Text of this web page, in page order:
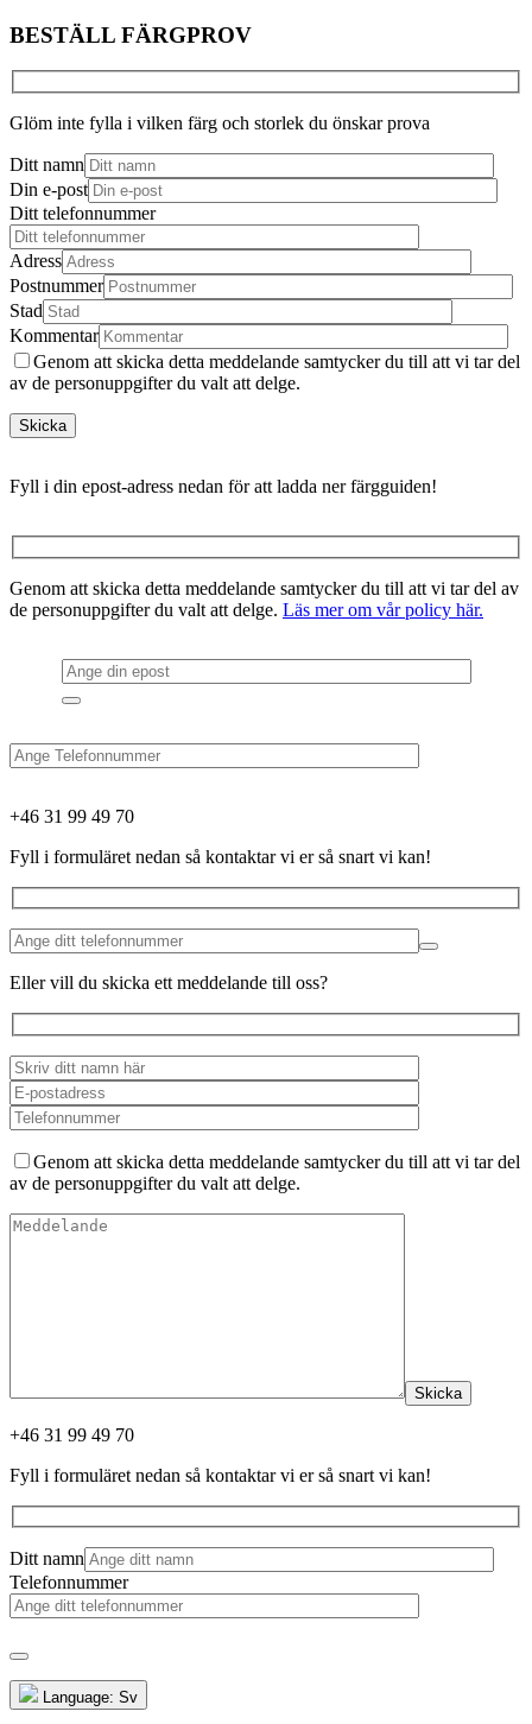
BESTÄLL FÄRGPROV
Glöm inte fylla i vilken färg och storlek du önskar prova
Ditt namn
Din e-post
Ditt telefonnummer
Adress
Postnummer
Stad
Kommentar
Genom att skicka detta meddelande samtycker du till att vi tar del
av de personuppgifter du valt att delge.
Fyll i din epost-adress nedan för att ladda ner färgguiden!
Genom att skicka detta meddelande samtycker du till att vi tar del av
de personuppgifter du valt att delge. Läs mer om vår policy här.
+46 31 99 49 70
Fyll i formuläret nedan så kontaktar vi er så snart vi kan!
Eller vill du skicka ett meddelande till oss?
Genom att skicka detta meddelande samtycker du till att vi tar del
av de personuppgifter du valt att delge.
Skicka
+46 31 99 49 70
Fyll i formuläret nedan så kontaktar vi er så snart vi kan!
Ditt namn
Telefonnummer
Language: Sv